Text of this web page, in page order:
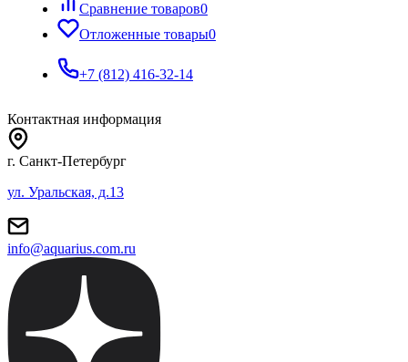
Сравнение товаров0
Отложенные товары0
+7 (812) 416-32-14
Контактная информация
г. Санкт-Петербург
ул. Уральская, д.13
info@aquarius.com.ru